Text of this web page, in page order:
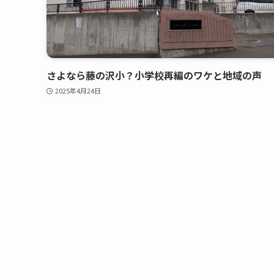
さよなら藤の沢小？小学校再編のワケと地域の声
2025年4月24日